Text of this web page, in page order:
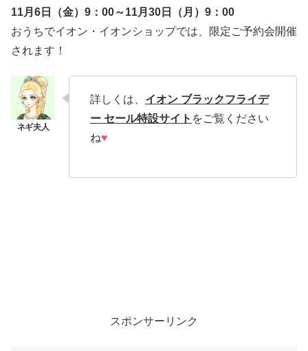
11月6日（金）9：00～11月30日（月）9：00
おうちでイオン・イオンショップでは、限定ご予約会開催
されます！
詳しくは、 イオン ブラックフライデ
ー セール特設サイト をご覧ください
ね♥
スポンサーリンク